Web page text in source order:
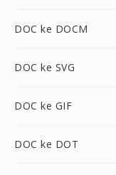
DOC ke DOCM
DOC ke SVG
DOC ke GIF
DOC ke DOT